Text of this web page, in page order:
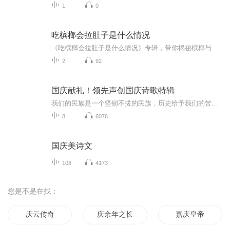
1 0
吃槟榔会拉肚子是什么情况
2 92
国庆献礼！领先声创国庆诗歌特辑
8 6076
国庆美诗文
108 4173
您是不是在找：
庆云传奇 庆余年之长歌行 嘉庆皇帝